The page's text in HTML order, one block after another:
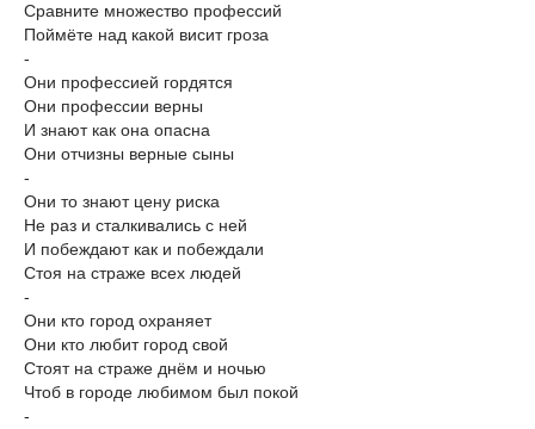
Сравните множество профессий
Поймёте над какой висит гроза
-
Они профессией гордятся
Они профессии верны
И знают как она опасна
Они отчизны верные сыны
-
Они то знают цену риска
Не раз и сталкивались с ней
И побеждают как и побеждали
Стоя на страже всех людей
-
Они кто город охраняет
Они кто любит город свой
Стоят на страже днём и ночью
Чтоб в городе любимом был покой
-